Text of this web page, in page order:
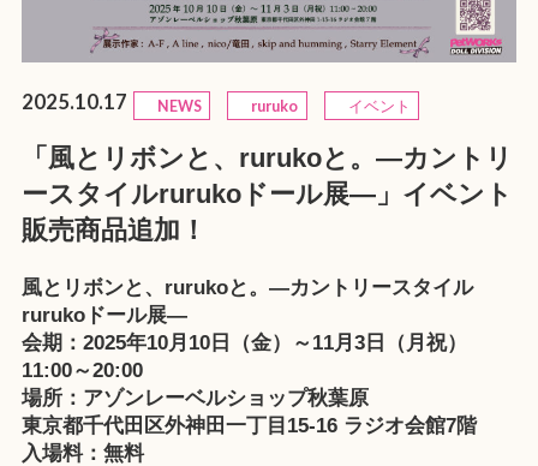
2025.10.17 NEWS ruruko イベント
「風とリボンと、rurukoと。—カントリ
ースタイルrurukoドール展—」イベント
販売商品追加！
風とリボンと、rurukoと。—カントリースタイル
rurukoドール展—
会期：2025年10月10日（金）～11月3日（月祝）
11:00～20:00
場所： アゾンレーベルショップ秋葉原
東京都千代田区外神田一丁目15-16 ラジオ会館7階
入場料：無料